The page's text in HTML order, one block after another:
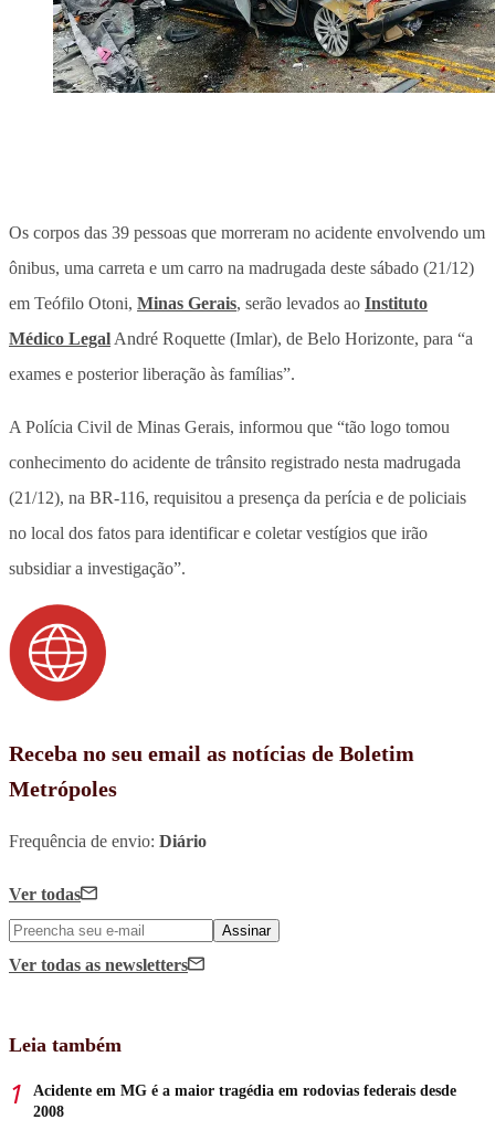
Os corpos das 39 pessoas que morreram no acidente envolvendo um
ônibus, uma carreta e um carro na madrugada deste sábado (21/12)
em Teófilo Otoni, Minas Gerais, serão levados ao Instituto
Médico Legal André Roquette (Imlar), de Belo Horizonte, para “a
exames e posterior liberação às famílias”.
A Polícia Civil de Minas Gerais, informou que “tão logo tomou
conhecimento do acidente de trânsito registrado nesta madrugada
(21/12), na BR-116, requisitou a presença da perícia e de policiais
no local dos fatos para identificar e coletar vestígios que irão
subsidiar a investigação”.
Receba no seu email as notícias de Boletim
Metrópoles
Frequência de envio: Diário
Ver todas
Assinar
Ver todas as newsletters
Leia também
Acidente em MG é a maior tragédia em rodovias federais desde
2008